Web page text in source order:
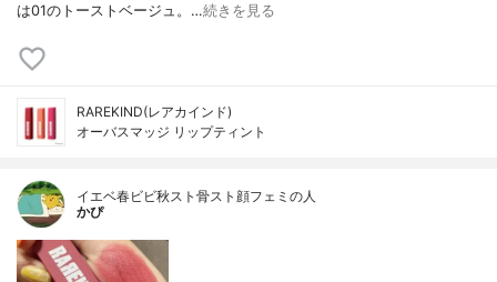
は01のトーストベージュ。…続きを見る
RAREKIND(レアカインド)
オーバスマッジ リップティント
イエベ春ビビ秋スト骨スト顔フェミの人
かぴ